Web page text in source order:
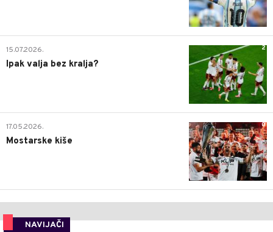
2
15.07.2026.
Ipak valja bez kralja?
0
17.05.2026.
Mostarske kiše
NAVIJAČI